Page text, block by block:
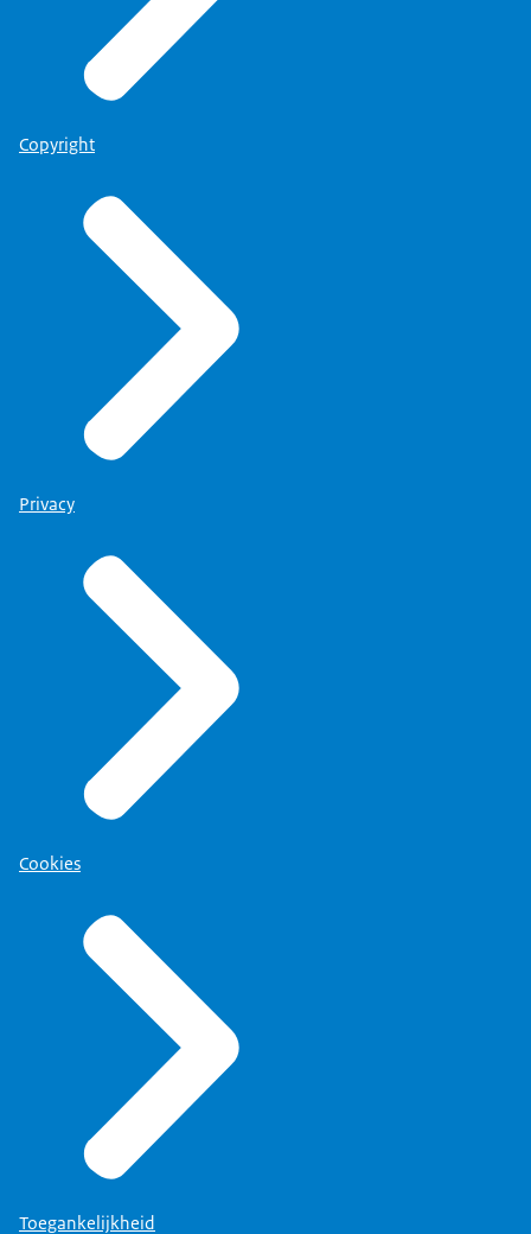
Beeldbeschrijving:
Joodse personen in het straatbeeld.
Voice-over:
én voor de andere video’s in de reeks.
Beeldbeschrijving:
Rijkslint: Nationaal Coördinator
Antisemitismebestrijding, Ministerie van Justitie en
Veiligheid.
Copyright
Privacy
Cookies
Toegankelijkheid